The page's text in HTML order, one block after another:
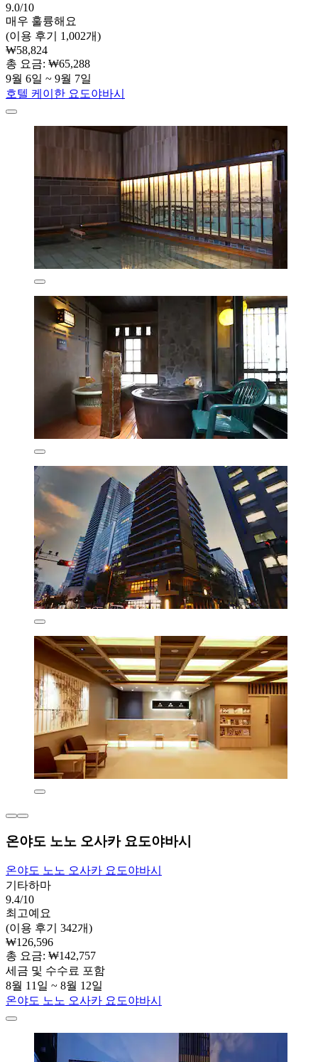
9.0/10
매우 훌륭해요
(이용 후기 1,002개)
₩58,824
총 요금: ₩65,288
9월 6일 ~ 9월 7일
호텔 케이한 요도야바시
온야도 노노 오사카 요도야바시
온야도 노노 오사카 요도야바시
기타하마
9.4/10
최고예요
(이용 후기 342개)
₩126,596
총 요금: ₩142,757
세금 및 수수료 포함
8월 11일 ~ 8월 12일
온야도 노노 오사카 요도야바시